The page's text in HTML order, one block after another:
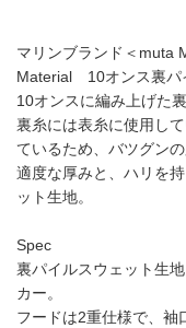
マリンブランド＜muta
Material 10オンス裏パ
10オンスに編み上げた
裏糸には表糸に使用し
ているため、バツグン
適度な厚みと、ハリを
ット生地。
Spec
裏パイルスウェット生
カー。
フードは2重仕様で、袖